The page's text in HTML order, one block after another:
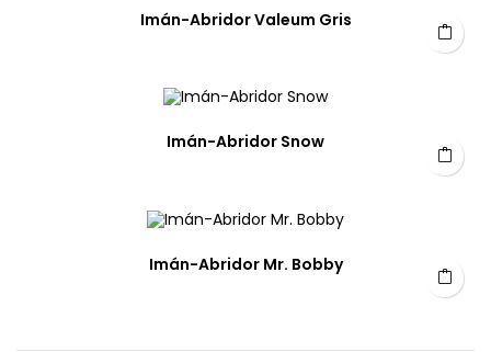
Imán-Abridor Valeum Gris
Imán-Abridor Snow
Imán-Abridor Mr. Bobby